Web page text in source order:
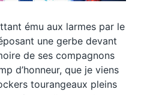
ému aux larmes par le
une gerbe devant
de ses compagnons
d’honneur, que je viens
tourangeaux pleins